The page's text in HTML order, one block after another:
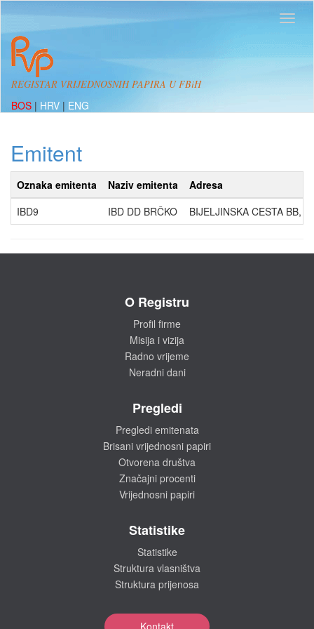
REGISTAR VRIJEDNOSNIH PAPIRA U FBiH
BOS | HRV | ENG
Emitent
Oznaka emitenta Naziv emitenta
Adresa
IBD9
IBD DD BRČKO BIJELJINSKA CESTA BB,
O Registru
Profil firme
Misija i vizija
Radno vrijeme
Neradni dani
Pregledi
Pregledi emitenata
Brisani vrijednosni papiri
Otvorena društva
Značajni procenti
Vrijednosni papiri
Statistike
Statistike
Struktura vlasništva
Struktura prijenosa
Kontakt